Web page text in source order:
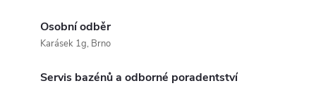
Osobní odběr
Karásek 1g, Brno
Servis bazénů a odborné poradentství